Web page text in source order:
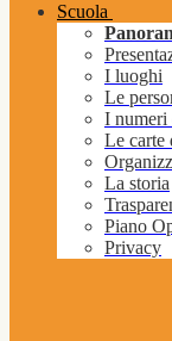
Scuola
I luoghi
Le
I numeri
Le carte
La storia
Piano
Privacy